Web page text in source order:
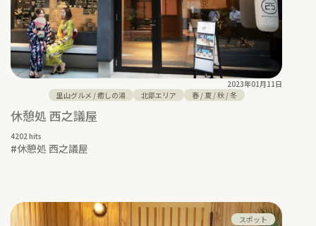
2023年01月11日
里山グルメ /癒しの湯 北部エリア 春/ 夏/秋/冬
休憩処 西之議屋
4202 hits
#休憩処 西之議屋
スポット